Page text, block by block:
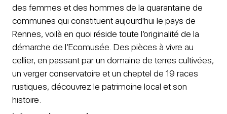
des femmes et des hommes de la quarantaine de
communes qui constituent aujourd'hui le pays de
Rennes, voilà en quoi réside toute l’originalité de la
démarche de l’Ecomusée. Des pièces à vivre au
cellier, en passant par un domaine de terres cultivées,
un verger conservatoire et un cheptel de 19 races
rustiques, découvrez le patrimoine local et son
histoire.